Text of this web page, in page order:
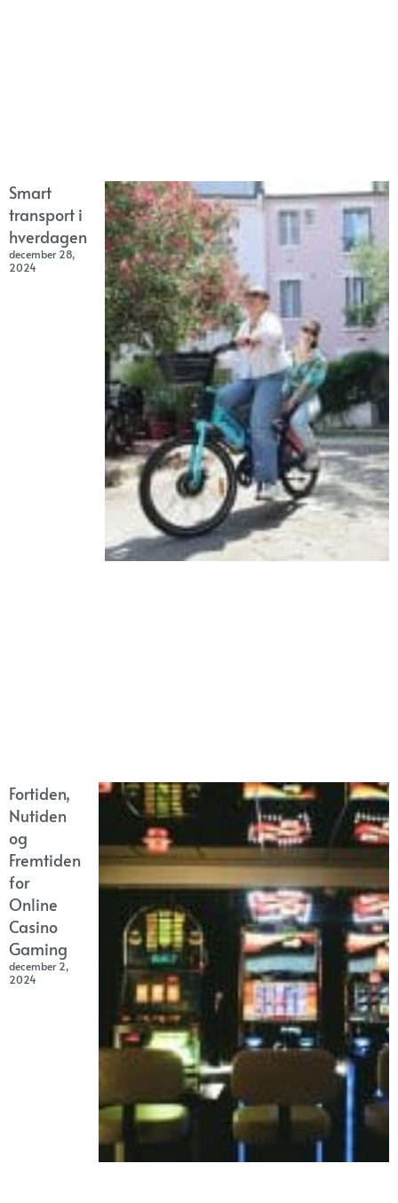
Smart
transport i
hverdagen
december 28,
2024
Fortiden,
Nutiden
og
Fremtiden
for
Online
Casino
Gaming
december 2,
2024